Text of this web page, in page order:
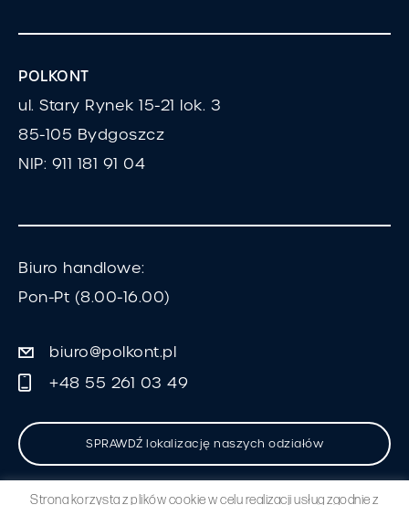
POLKONT
ul. Stary Rynek 15-21 lok. 3
85-105 Bydgoszcz
NIP: 911 181 91 04
Biuro handlowe:
Pon-Pt (8.00-16.00)
biuro@polkont.pl
+48 55 261 03 49
SPRAWDŹ lokalizację naszych odziałów
Strona korzysta z plików cookie w celu realizacji usług zgodnie z